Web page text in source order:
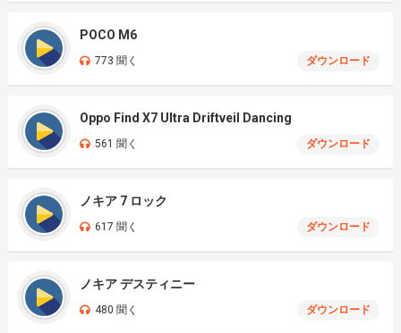
POCO M6
773 聞く ダウンロード
Oppo Find X7 Ultra Driftveil Dancing
561 聞く ダウンロード
ノキア 7 ロック
617 聞く ダウンロード
ノキア デスティニー
480 聞く ダウンロード